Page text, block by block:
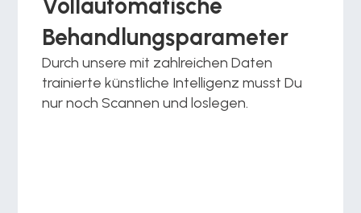
Vollautomatische
Behandlungsparameter
Durch unsere mit zahlreichen Daten
trainierte künstliche Intelligenz musst Du
nur noch Scannen und loslegen.